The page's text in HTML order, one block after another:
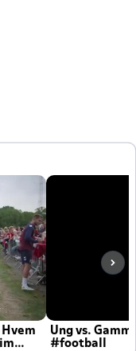
Ung vs.
#football